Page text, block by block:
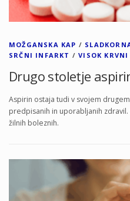
MOŽGANSKA KAP /
SRČNI INFARKT /VISOK
Drugo stoletje
Aspirin ostaja tudi v svojem
predpisanih in uporabljanih
žilnih boleznih.